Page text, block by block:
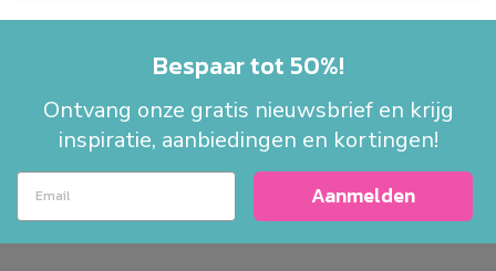
Bespaar tot 50%!
Ontvang onze gratis nieuwsbrief en krijg
inspiratie, aanbiedingen en kortingen!
Aanmelden